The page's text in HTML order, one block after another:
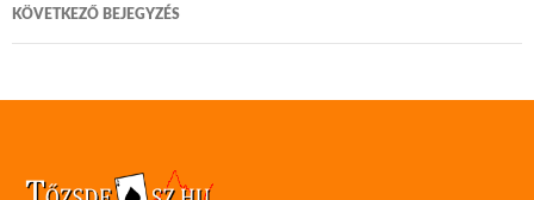
KÖVETKEZŐ BEJEGYZÉS